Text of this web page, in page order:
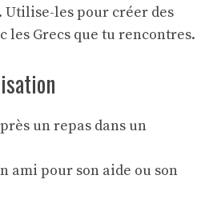
Utilise-les pour créer des
les Grecs que tu rencontres.
un repas dans un
ami pour son aide ou son